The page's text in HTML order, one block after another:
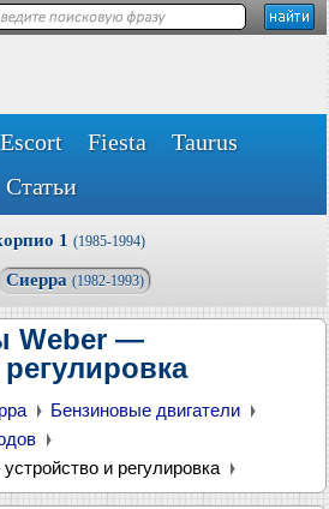
Escort Fiesta
Taurus
Статьи
1 (1985-1994)
Сиерра (1982-1993)
Weber —
Бензиновые двигатели
и регулировка